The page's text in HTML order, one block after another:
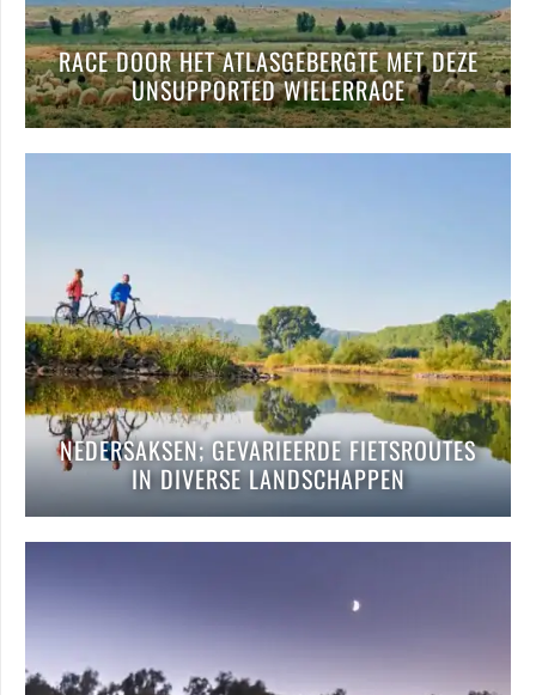
RACE DOOR HET ATLASGEBERGTE MET DEZE
UNSUPPORTED WIELERRACE
NEDERSAKSEN; GEVARIEERDE FIETSROUTES
IN DIVERSE LANDSCHAPPEN